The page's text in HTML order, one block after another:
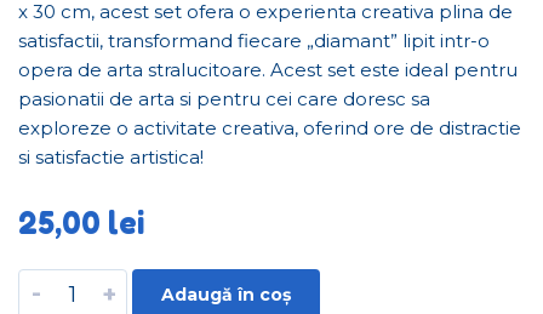
x 30 cm, acest set ofera o experienta creativa plina de
satisfactii, transformand fiecare „diamant” lipit intr-o
opera de arta stralucitoare. Acest set este ideal pentru
pasionatii de arta si pentru cei care doresc sa
exploreze o activitate creativa, oferind ore de distractie
si satisfactie artistica!
25,00 lei
- + Adaugă în coș